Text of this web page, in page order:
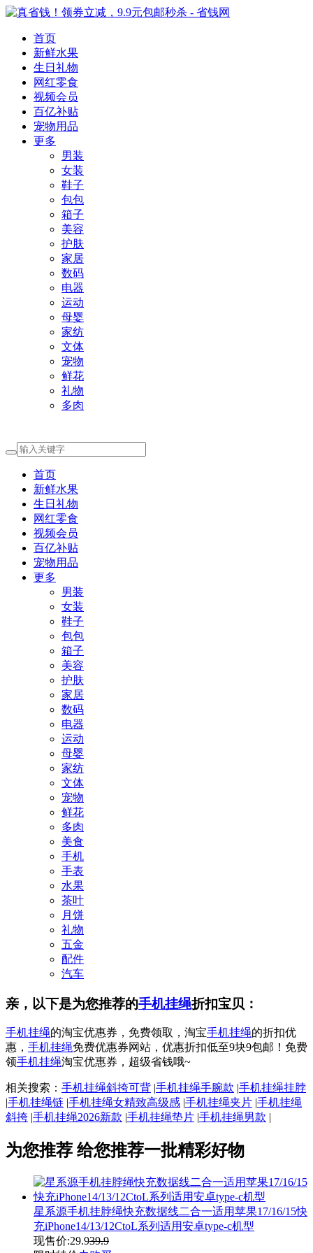
首页
新鲜水果
生日礼物
网红零食
视频会员
百亿补贴
宠物用品
更多
男装
女装
鞋子
包包
箱子
美容
护肤
家居
数码
电器
运动
母婴
家纺
文体
宠物
鲜花
礼物
多肉
首页
新鲜水果
生日礼物
网红零食
视频会员
百亿补贴
宠物用品
更多
男装
女装
鞋子
包包
箱子
美容
护肤
家居
数码
电器
运动
母婴
家纺
文体
宠物
鲜花
多肉
美食
手机
手表
水果
茶叶
月饼
礼物
五金
配件
汽车
亲，以下是为您推荐的手机挂绳折扣宝贝：
手机挂绳的淘宝优惠券，免费领取，淘宝手机挂绳的折扣优
惠， 手机挂绳免费优惠券网站，优惠折扣低至9块9包邮！免费
领手机挂绳淘宝优惠券，超级省钱哦~
相关搜索： 手机挂绳斜挎可背 |手机挂绳手腕款 |手机挂绳挂脖
|手机挂绳链 |手机挂绳女精致高级感 |手机挂绳夹片 |手机挂绳
斜挎 |手机挂绳2026新款 |手机挂绳垫片 |手机挂绳男款 |
为您推荐 给您推荐一批精彩好物
星系源手机挂脖绳快充数据线二合一适用苹果17/16/15快
充iPhone14/13/12CtoL系列适用安卓type-c机型
现售价:29.939.9